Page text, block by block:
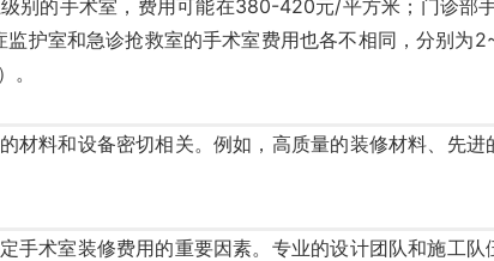
级别的手术室，费用可能在380-420元/平方米；门诊部
护室和急诊抢救室的手术室费用也各不相同，分别
。
材料和设备密切相关。例如，高质量的装修材料、先
手术室装修费用的重要因素。专业的设计团队和施工